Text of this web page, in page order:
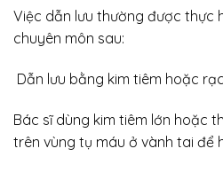
Việc dẫn lưu thường được thực
chuyên môn sau:
Dẫn lưu bằng kim tiêm hoặc
Bác sĩ dùng kim tiêm lớn hoặc
trên vùng tụ máu ở vành tai để